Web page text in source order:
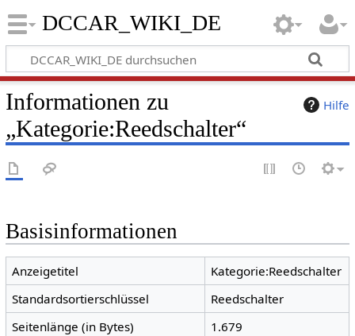
DCCAR_WIKI_DE
Hilfe
Informationen zu
„Kategorie:Reedschalter“
Basisinformationen
Anzeigetitel
Kategorie:Reedschalter
Standardsortierschlüssel
Reedschalter
Seitenlänge (in Bytes)
1.679